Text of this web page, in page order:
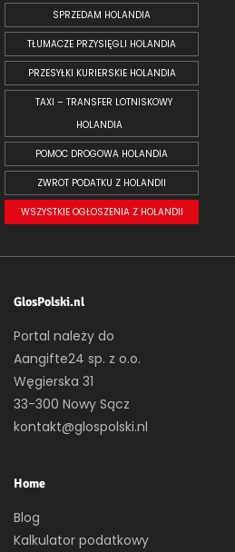
SPRZEDAM HOLANDIA
TŁUMACZE PRZYSIĘGLI HOLANDIA
PRZESYŁKI KURIERSKIE HOLANDIA
TAXI – TRANSFER LOTNISKOWY
HOLANDIA
POMOC DROGOWA HOLANDIA
ZWROT PODATKU Z HOLANDII
WSZYSTKIE OGŁOSZENIA Z HOLANDII
GlosPolski.nl
Portal należy do
Aangifte24 sp. z o.o.
Węgierska 31
33-300 Nowy Sącz
kontakt@glospolski.nl
Home
Blog
Kalkulator podatkowy